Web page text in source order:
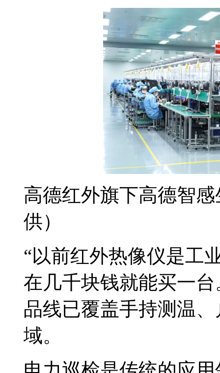
高德红外旗下高德智
供）
“以前红外热像仪是工
在几千块钱就能买一
品线已覆盖手持测温
域。